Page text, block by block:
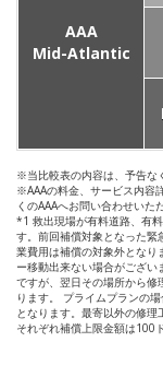
AAA
Mid-Atlantic
※当比較表の内容は、予告な
※AAAの料金、サービス内容
くのAAAへお問い合わせいた
*1 救出現場が有料道路、有
す。前回補償対象となった
業費用は補償の対象外となり
ー移動出来ない場合がござ
ですが、翌日その場所から修
ります。 プライムプランの
となります。最寄以外の修理
それぞれ補償上限金額は100